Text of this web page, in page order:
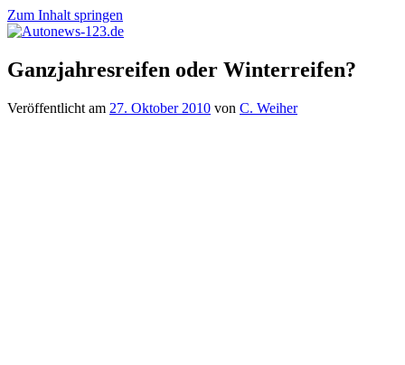
Zum Inhalt springen
Autonews-
123.de
Autonews
mit
Ganzjahresreifen oder Winterreifen?
Veröffentlicht am 27. Oktober 2010 von C. Weiher